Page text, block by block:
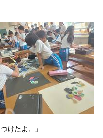
けたよ。」